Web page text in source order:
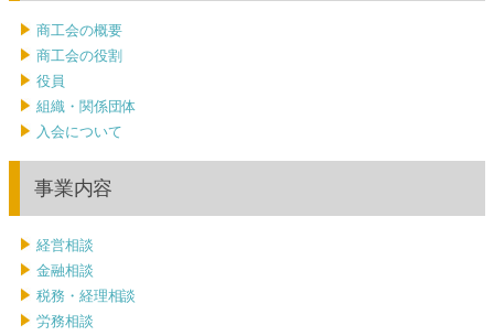
商工会の概要
商工会の役割
役員
組織・関係団体
入会について
事業内容
経営相談
金融相談
税務・経理相談
労務相談